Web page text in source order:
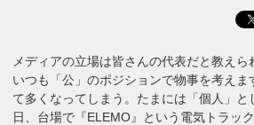
メディアの立場は皆さんの代表だと教えら
いつも「公」のポジションで物事を考えま
て多くなってしまう。たまには「個人」と
日、台場で『ELEMO』という電気トラッ